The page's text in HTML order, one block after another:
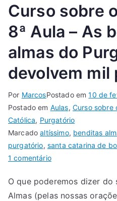
Curso sobre
8ª Aula – As
almas do
devolvem mil
Por MarcosPostado em10 de
Postado em Aulas, Curso sobre
Católica, Purgatório
Marcadoaltíssimo, benditas
purgatório, santa catarina de
1 comentário
O que poderemos dizer do
Almas (pelas nossas